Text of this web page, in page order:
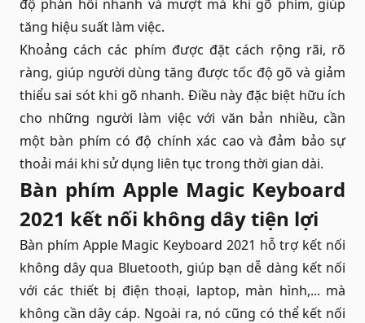
độ phản hồi nhanh và mượt mà khi gõ phím, giúp
tăng hiệu suất làm việc.
Khoảng cách các phím được đặt cách rộng rãi, rõ
ràng, giúp người dùng tăng được tốc độ gõ và giảm
thiểu sai sót khi gõ nhanh. Điều này đặc biệt hữu ích
cho những người làm việc với văn bản nhiều, cần
một bàn phím có độ chính xác cao và đảm bảo sự
thoải mái khi sử dụng liên tục trong thời gian dài.
Bàn phím Apple Magic Keyboard
2021 kết nối không dây tiện lợi
Bàn phím Apple Magic Keyboard 2021 hỗ trợ kết nối
không dây qua Bluetooth, giúp bạn dễ dàng kết nối
với các thiết bị điện thoại, laptop, màn hình,... mà
không cần dây cáp. Ngoài ra, nó cũng có thể kết nối